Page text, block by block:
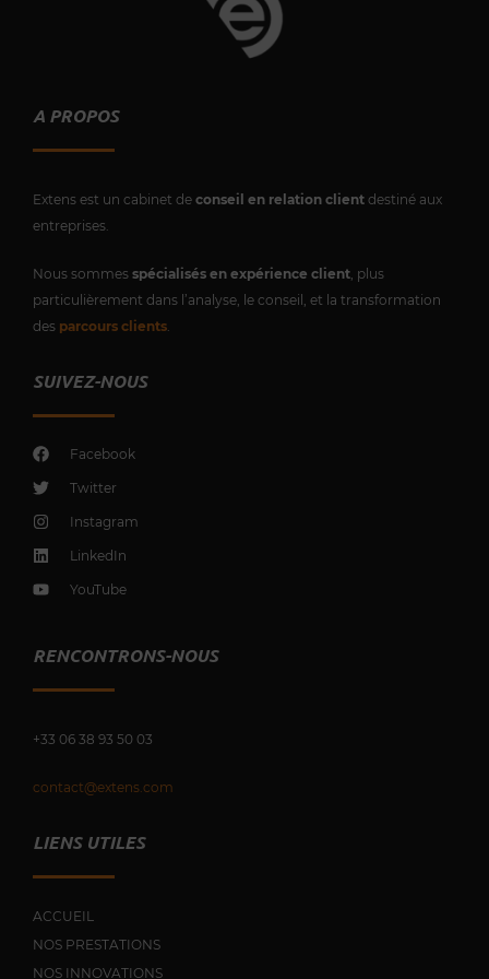
A PROPOS
Extens est un cabinet de conseil en relation client destiné aux
entreprises.
Nous sommes spécialisés en expérience client , plus
particulièrement dans l’analyse, le conseil, et la transformation
des parcours clients
SUIVEZ-NOUS
Facebook
Twitter
Instagram
LinkedIn
YouTube
RENCONTRONS-NOUS
+33 06 38 93 50 03
contact@extens.com
LIENS UTILES
ACCUEIL
NOS PRESTATIONS
NOS INNOVATIONS